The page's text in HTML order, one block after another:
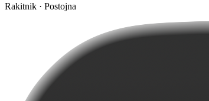
Rakitnik · Postojna